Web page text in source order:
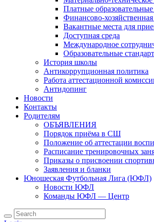
Платные образовательные
Финансово-хозяйственная
Вакантные места для
Доступная среда
Международное
Образовательные
История школы
Антикоррупционная политика
Работа аттестационной
Антидопинг
Новости
Контакты
Родителям
ОБЪЯВЛЕНИЯ
Порядок приёма в СШ
Положение об аттестации
Расписание тренировочных
Приказы о присвоении
Заявления и бланки
Юношеская Футбольная Лига (ЮФЛ)
Новости ЮФЛ
Команды ЮФЛ — Центр